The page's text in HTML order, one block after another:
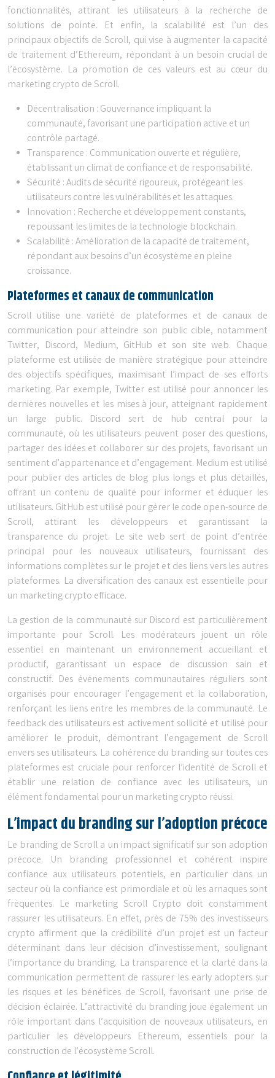
fonctionnalités, attirant les utilisateurs à la recherche de
solutions de pointe. Et enfin, la scalabilité est l’un des
principaux objectifs de Scroll, qui vise à augmenter la capacité
de traitement d’Ethereum, répondant à un besoin crucial de
l’écosystème. La promotion de ces valeurs est au cœur du
marketing crypto de Scroll.
Décentralisation : Gouvernance impliquant la
communauté, favorisant une participation active et un
contrôle partagé.
Transparence : Communication ouverte et régulière,
établissant un climat de confiance et de responsabilité.
Sécurité : Audits de sécurité rigoureux, protégeant les
utilisateurs contre les vulnérabilités et les attaques.
Innovation : Recherche et développement constants,
repoussant les limites de la technologie blockchain.
Scalabilité : Amélioration de la capacité de traitement,
répondant aux besoins d’un écosystème en pleine
croissance.
Plateformes et canaux de communication
Scroll utilise une variété de plateformes et de canaux de
communication pour atteindre son public cible, notamment
Twitter, Discord, Medium, GitHub et son site web. Chaque
plateforme est utilisée de manière stratégique pour atteindre
des objectifs spécifiques, maximisant l’impact de ses efforts
marketing. Par exemple, Twitter est utilisé pour annoncer les
dernières nouvelles et les mises à jour, atteignant rapidement
un large public. Discord sert de hub central pour la
communauté, où les utilisateurs peuvent poser des questions,
partager des idées et collaborer sur des projets, favorisant un
sentiment d’appartenance et d’engagement. Medium est utilisé
pour publier des articles de blog plus longs et plus détaillés,
offrant un contenu de qualité pour informer et éduquer les
utilisateurs. GitHub est utilisé pour gérer le code open-source de
Scroll, attirant les développeurs et garantissant la
transparence du projet. Le site web sert de point d’entrée
principal pour les nouveaux utilisateurs, fournissant des
informations complètes sur le projet et des liens vers les autres
plateformes. La diversification des canaux est essentielle pour
un marketing crypto efficace.
La gestion de la communauté sur Discord est particulièrement
importante pour Scroll. Les modérateurs jouent un rôle
essentiel en maintenant un environnement accueillant et
productif, garantissant un espace de discussion sain et
constructif. Des événements communautaires réguliers sont
organisés pour encourager l’engagement et la collaboration,
renforçant les liens entre les membres de la communauté. Le
feedback des utilisateurs est activement sollicité et utilisé pour
améliorer le produit, démontrant l’engagement de Scroll
envers ses utilisateurs. La cohérence du branding sur toutes ces
plateformes est cruciale pour renforcer l’identité de Scroll et
établir une relation de confiance avec les utilisateurs, un
élément fondamental pour un marketing crypto réussi.
L’impact du branding sur l’adoption précoce
Le branding de Scroll a un impact significatif sur son adoption
précoce. Un branding professionnel et cohérent inspire
confiance aux utilisateurs potentiels, en particulier dans un
secteur où la confiance est primordiale et où les arnaques sont
fréquentes. Le marketing Scroll Crypto doit constamment
rassurer les utilisateurs. En effet, près de 75% des investisseurs
crypto affirment que la crédibilité d’un projet est un facteur
déterminant dans leur décision d’investissement, soulignant
l’importance du branding. La transparence et la clarté dans la
communication permettent de rassurer les early adopters sur
les risques et les bénéfices de Scroll, favorisant une prise de
décision éclairée. L’attractivité du branding joue également un
rôle important dans l’acquisition de nouveaux utilisateurs, en
particulier les développeurs Ethereum, essentiels pour la
construction de l’écosystème Scroll.